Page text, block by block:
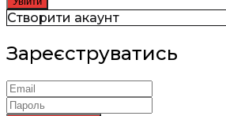
Створити акаунт
Зареєструватись